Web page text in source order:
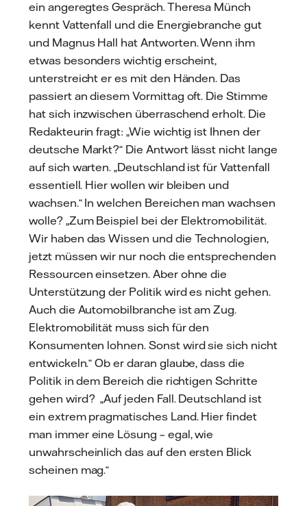
ein angeregtes Gespräch. Theresa Münch
kennt Vattenfall und die Energiebranche gut
und Magnus Hall hat Antworten. Wenn ihm
etwas besonders wichtig erscheint,
unterstreicht er es mit den Händen. Das
passiert an diesem Vormittag oft. Die Stimme
hat sich inzwischen überraschend erholt. Die
Redakteurin fragt: „Wie wichtig ist Ihnen der
deutsche Markt?“ Die Antwort lässt nicht lange
auf sich warten. „Deutschland ist für Vattenfall
essentiell. Hier wollen wir bleiben und
wachsen.“ In welchen Bereichen man wachsen
wolle? „Zum Beispiel bei der Elektromobilität.
Wir haben das Wissen und die Technologien,
jetzt müssen wir nur noch die entsprechenden
Ressourcen einsetzen. Aber ohne die
Unterstützung der Politik wird es nicht gehen.
Auch die Automobilbranche ist am Zug.
Elektromobilität muss sich für den
Konsumenten lohnen. Sonst wird sie sich nicht
entwickeln.“ Ob er daran glaube, dass die
Politik in dem Bereich die richtigen Schritte
gehen wird? „Auf jeden Fall. Deutschland ist
ein extrem pragmatisches Land. Hier findet
man immer eine Lösung – egal, wie
unwahrscheinlich das auf den ersten Blick
scheinen mag.“